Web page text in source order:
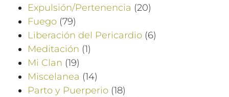
Expulsión/Pertenencia (20)
Fuego (79)
Liberación del Pericardio (6)
Meditación (1)
Mi Clan (19)
Miscelanea (14)
Parto y Puerperio (18)